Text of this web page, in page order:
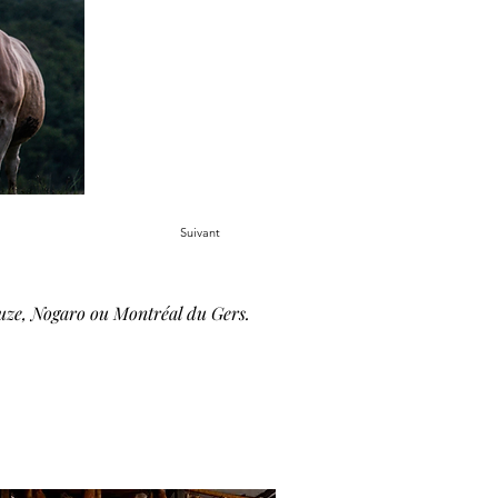
Suivant
Nogaro ou Montréal du Gers.